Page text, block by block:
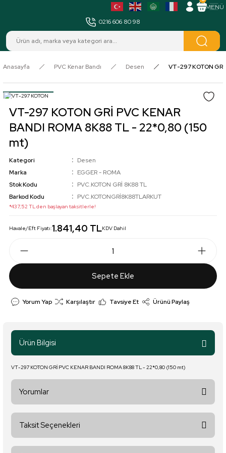
0216 606 80 98
Anasayfa PVC Kenar Bandı Desen VT-297 KOTON
VT-297 KOTON GRİ PVC KENAR
BANDI ROMA 8K88 TL - 22*0,80 (150
mt)
Kategori
Desen
Marka
EGGER - ROMA
Stok Kodu
PVC.KOTON GRİ 8K88 TL
Barkod Kodu
PVC.KOTONGRİ8K88TLARKUT
*437,52 TL den başlayan taksitlerle!
Havale/Eft Fiyatı:1.841,40 TLKDV Dahil
Sepete Ekle
Yorum Yap Karşılaştır Tavsiye Et Ürünü Paylaş
Ürün Bilgisi
VT-297 KOTON GRİ PVC KENAR BANDI ROMA 8K88 TL - 22*0,80 (150 mt)
Yorumlar
Taksit Seçenekleri